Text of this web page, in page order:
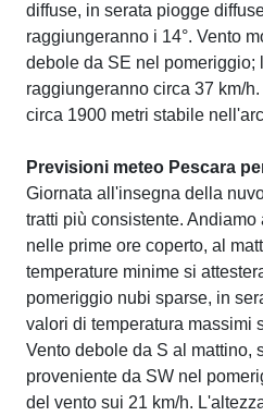
diffuse, in serata piogge
raggiungeranno i 14°. Vento
debole da SE nel pomeriggio;
raggiungeranno circa 37 km/
circa 1900 metri stabile
Previsioni meteo Pescara
Giornata all'insegna della
tratti più consistente.
nelle prime ore coperto, al
temperature minime si
pomeriggio nubi sparse, in
valori di temperatura massimi
Vento debole da S al mattino,
proveniente da SW nel
del vento sui 21 km/h.